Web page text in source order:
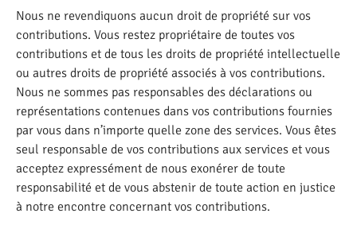
Nous ne revendiquons aucun droit de propriété sur vos
contributions. Vous restez propriétaire de toutes vos
contributions et de tous les droits de propriété intellectuelle
ou autres droits de propriété associés à vos contributions.
Nous ne sommes pas responsables des déclarations ou
représentations contenues dans vos contributions fournies
par vous dans n’importe quelle zone des services. Vous êtes
seul responsable de vos contributions aux services et vous
acceptez expressément de nous exonérer de toute
responsabilité et de vous abstenir de toute action en justice
à notre encontre concernant vos contributions.